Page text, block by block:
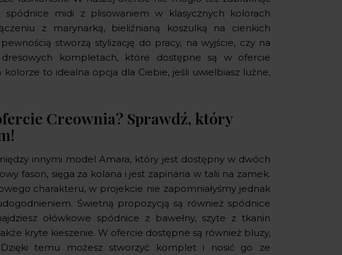
spódnice midi z plisowaniem w klasycznych kolorach
z marynarką, bieliźnianą koszulką na cienkich
stworzą stylizację do pracy, na wyjście, czy na
kompletach, które dostępne są w ofercie
to idealna opcja dla Ciebie, jeśli uwielbiasz luźne,
Creownia? Sprawdź, który
innymi model Amara, który jest dostępny w dwóch
fason, sięga za kolana i jest zapinana w talii na zamek.
charakteru, w projekcie nie zapomniałyśmy jednak
Świetną propozycją są również spódnice
ołówkowe spódnice z bawełny, szyte z tkanin
kryte kieszenie. W ofercie dostępne są również bluzy,
temu możesz stworzyć komplet i nosić go ze